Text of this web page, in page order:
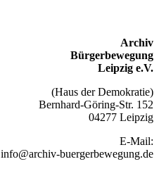
Archiv
Bürgerbewegung
Leipzig e.V.
(Haus der Demokratie)
Bernhard-Göring-Str. 152
04277 Leipzig
E-Mail:
info@archiv-buergerbewegung.de